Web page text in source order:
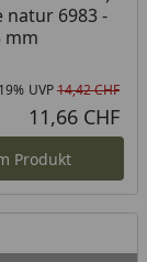
natur 6983 -
mm
UVP14,42 CHF
11,66 CHF
Produkt